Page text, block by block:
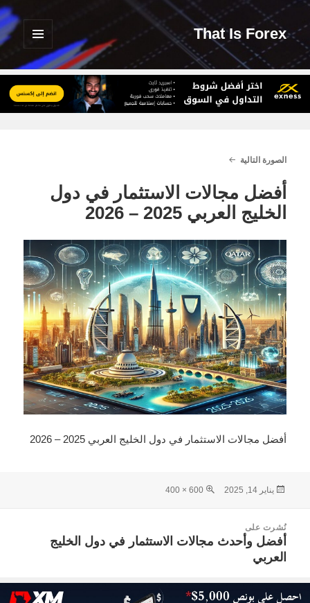
That Is Forex
القائمة
والودجات
الصورة التالية
أفضل مجالات الاستثمار في دول
الخليج العربي 2025 – 2026
أفضل مجالات الاستثمار في دول الخليج العربي 2025 – 2026
نُشرت
يناير 14, 2025
الحجم
600 × 400
المقالاتنُشرت على
أفضل وأحدث مجالات الاستثمار في دول الخليج
العربي